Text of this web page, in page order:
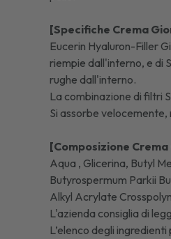
[Specifiche Crema
Eucerin Hyaluron-Filler
riempie dall'interno, e di
rughe dall'interno.
La combinazione di filtri
Si assorbe
[Composizione
Aqua , Glicerina, Butyl
Butyrospermum Parkii
Alkyl Acrylate
L'azienda consiglia di
L’elenco degli